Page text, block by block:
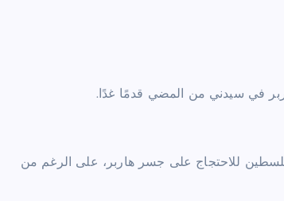
في سيدني من المضي قدمًا غدًا.
للاحتجاج على جسر هاربر، على الرغم من